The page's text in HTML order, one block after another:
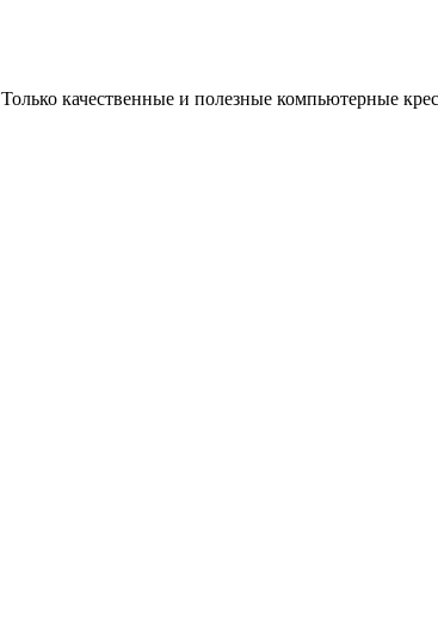
Только качественные и полезные компьютерные